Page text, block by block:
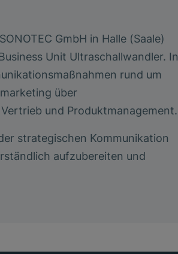
GmbH in Halle (Saale)
Unit Ultraschallwandler. In
rund um
über
und Produktmanagement.
strategischen Kommunikation
aufzubereiten und